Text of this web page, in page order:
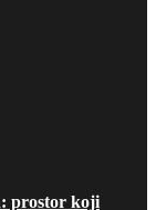
prostor koji